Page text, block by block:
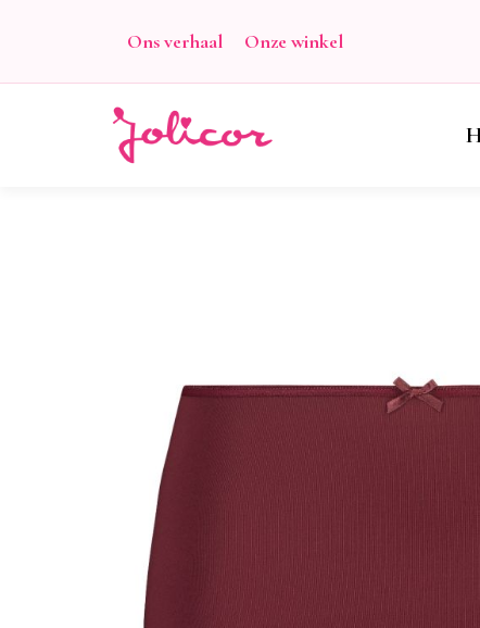
Ons verhaal Onze winkel